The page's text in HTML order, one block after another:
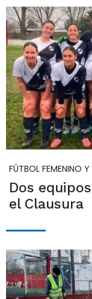
FÚTBOL FEMENINO Y
Dos
el Clausura